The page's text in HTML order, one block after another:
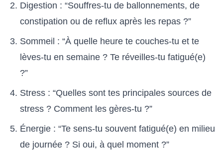
Digestion : “Souffres-tu de ballonnements, de
constipation ou de reflux après les repas ?”
Sommeil : “À quelle heure te couches-tu et te
lèves-tu en semaine ? Te réveilles-tu fatigué(e)
?”
Stress : “Quelles sont tes principales sources de
stress ? Comment les gères-tu ?”
Énergie : “Te sens-tu souvent fatigué(e) en milieu
de journée ? Si oui, à quel moment ?”